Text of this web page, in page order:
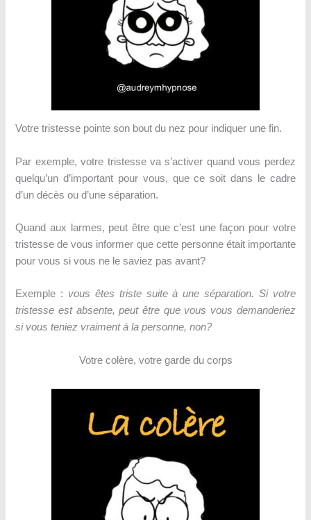
Votre tristesse pointe son bout du nez pour indiquer une fin.
Par exemple, votre tristesse va s’activer quand vous perdez
quelqu’un d’important pour vous, que ce soit dans le cadre
d’un décès ou d’une séparation.
Quand aux larmes, peut être que c’est une façon pour votre
tristesse de vous informer que cette personne était importante
pour vous si vous ne le saviez pas avant?
Exemple : vous êtes triste suite à une séparation. Si votre
tristesse est absente, peut être que vous vous demanderiez
si vous teniez vraiment à la personne, non?
Votre colère, votre garde du corps